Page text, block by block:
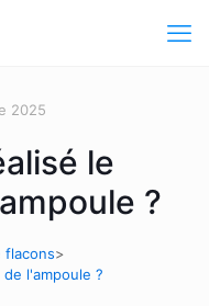
2025
le
?
flacons>
l'ampoule ?